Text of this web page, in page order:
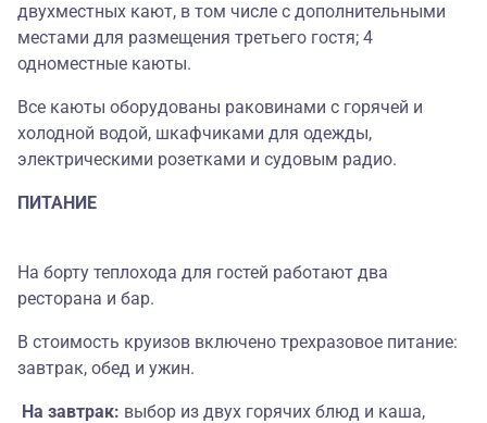
двухместных кают, в том числе с дополнительными
местами для размещения третьего гостя; 4
одноместные каюты.
Все каюты оборудованы раковинами с горячей и
холодной водой, шкафчиками для одежды,
электрическими розетками и судовым радио.
ПИТАНИЕ
На борту теплохода для гостей работают два
ресторана и бар.
В стоимость круизов включено трехразовое питание:
завтрак, обед и ужин.
На завтрак: выбор из двух горячих блюд и каша,